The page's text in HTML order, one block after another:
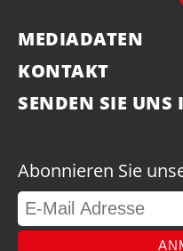
MEDIADATEN
KONTAKT
SENDEN SIE UNS
Abonnieren Sie